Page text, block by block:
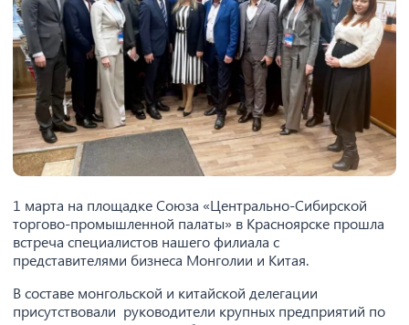
1 марта на площадке Союза «Центрально-Сибирской
торгово-промышленной палаты» в Красноярске прошла
встреча специалистов нашего филиала с
представителями бизнеса Монголии и Китая.
В составе монгольской и китайской делегации
присутствовали руководители крупных предприятий по